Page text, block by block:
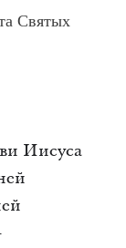
Святых
Иисуса